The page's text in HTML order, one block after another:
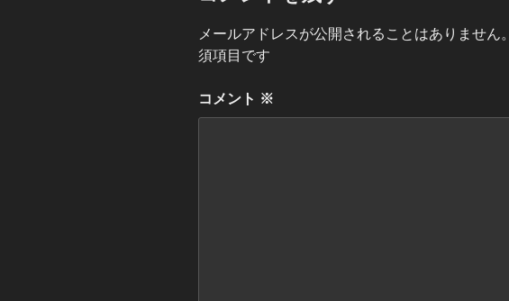
メールアドレスが公開されることはありません。
須項目です
コメント ※